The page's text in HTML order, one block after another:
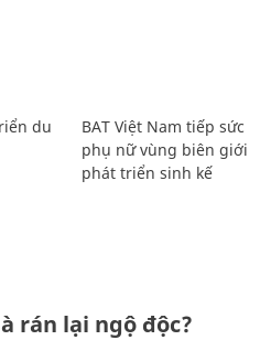
du
BAT Việt Nam tiếp sức
phụ nữ vùng biên giới
phát triển sinh kế
rán lại ngộ độc?